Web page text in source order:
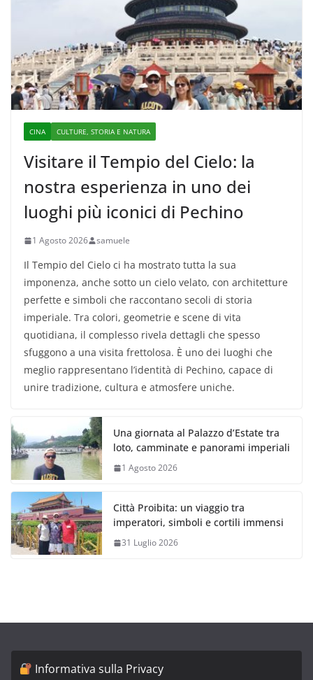
CINA CULTURE, STORIA E NATURA
Visitare il Tempio del Cielo: la
nostra esperienza in uno dei
luoghi più iconici di Pechino
1 Agosto 2026 samuele
Il Tempio del Cielo ci ha mostrato tutta la sua
imponenza, anche sotto un cielo velato, con architetture
perfette e simboli che raccontano secoli di storia
imperiale. Tra colori, geometrie e scene di vita
quotidiana, il complesso rivela dettagli che spesso
sfuggono a una visita frettolosa. È uno dei luoghi che
meglio rappresentano l’identità di Pechino, capace di
unire tradizione, cultura e atmosfere uniche.
Una giornata al Palazzo d’Estate tra
loto, camminate e panorami imperiali
1 Agosto 2026
Città Proibita: un viaggio tra
imperatori, simboli e cortili immensi
31 Luglio 2026
Informativa sulla Privacy